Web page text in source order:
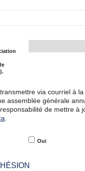
via courriel à
assemblée générale
de mettre à
Oui